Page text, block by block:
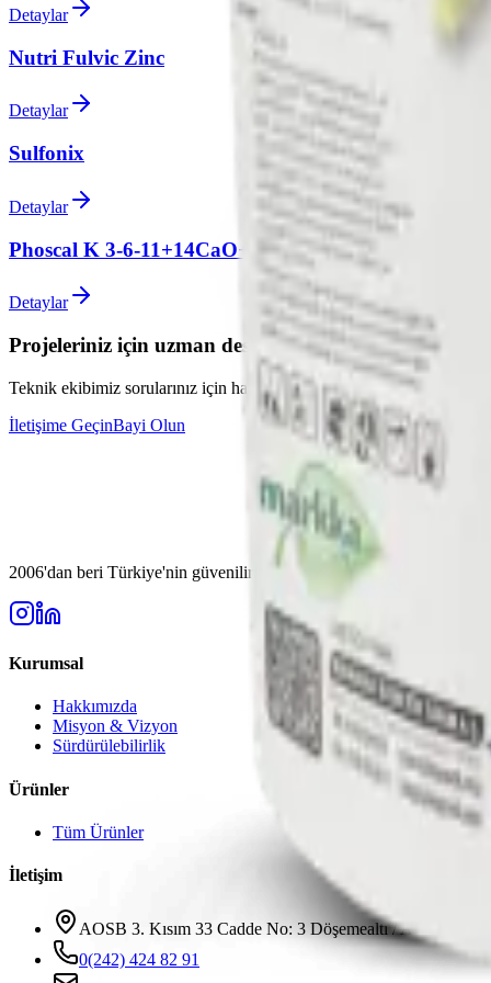
Detaylar
Nutri Fulvic Zinc
Detaylar
Sulfonix
Detaylar
Phoscal K 3-6-11+14CaO+ME
Detaylar
Projeleriniz için uzman desteği alın
Teknik ekibimiz sorularınız için hazır
İletişime GeçinBayi Olun
2006'dan beri Türkiye'nin güvenilir gübre üreticisi. Modern tarımın
Kurumsal
Hakkımızda
Misyon & Vizyon
Sürdürülebilirlik
Ürünler
Tüm Ürünler
İletişim
AOSB 3. Kısım 33 Cadde No: 3 Döşemealtı / ANTALYA
0(242) 424 82 91